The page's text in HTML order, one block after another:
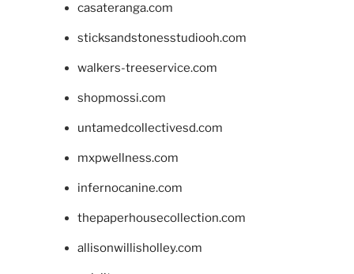
casateranga.com
sticksandstonesstudiooh.com
walkers-treeservice.com
shopmossi.com
untamedcollectivesd.com
mxpwellness.com
infernocanine.com
thepaperhousecollection.com
allisonwillisholley.com